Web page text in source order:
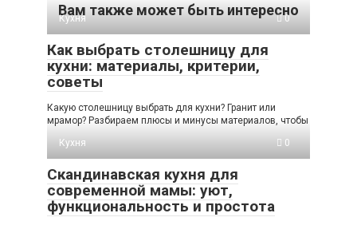
Вам также может быть интересно
Кухня 0
Как выбрать столешницу для
кухни: материалы, критерии,
советы
Какую столешницу выбрать для кухни? Гранит или
мрамор? Разбираем плюсы и минусы материалов, чтобы
Кухня
0
Скандинавская кухня для
современной мамы: уют,
функциональность и простота